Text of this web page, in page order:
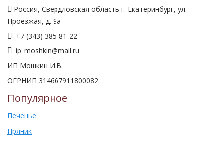
Россия, Свердловская область г. Екатеринбург, ул.
Проезжая, д. 9а
+7 (343) 385-81-22
ip_moshkin@mail.ru
ИП Мошкин И.В.
ОГРНИП 314667911800082
Популярное
Печенье
Пряник